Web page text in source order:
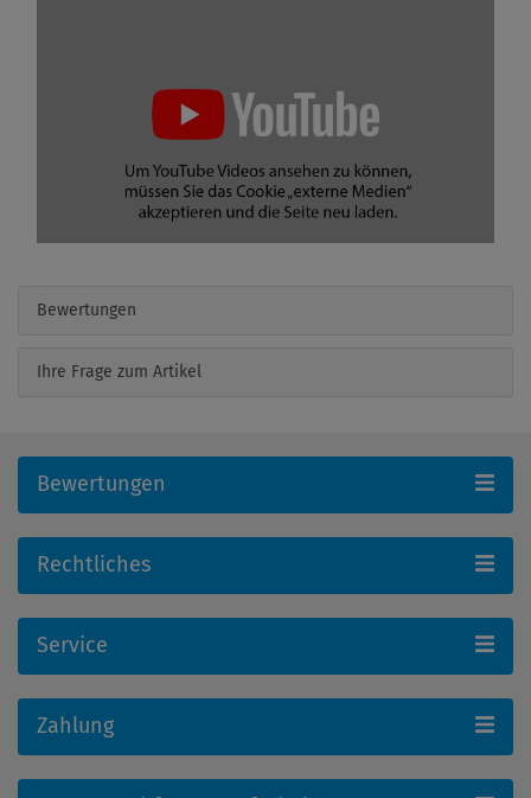
Bewertungen
Ihre Frage zum Artikel
Bewertungen
Rechtliches
Service
Zahlung